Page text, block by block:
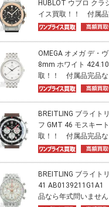
HUBLOT ウブロ ク
イス買取！！ 付属品
OMEGA オメガ デ・
8mm ホワイト
取！！ 付属品完品な
BREITLING ブライト
フ GMT 46 モスキー
取！！ 付属品完品な
BREITLING ブライト
41
品なら年式問いません